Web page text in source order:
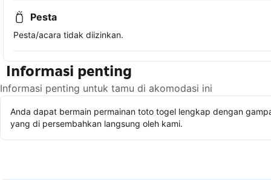
Pesta
Pesta/acara tidak diizinkan.
Informasi penting
Informasi penting untuk tamu di akomodasi ini
Anda dapat bermain permainan toto togel lengkap dengan
yang di persembahkan langsung oleh kami.